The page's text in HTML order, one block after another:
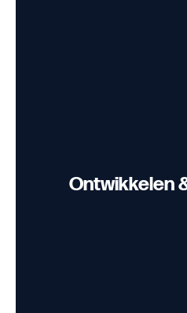
Ontwikkelen